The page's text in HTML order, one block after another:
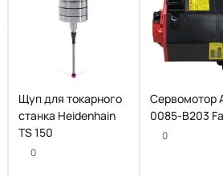
Щуп для токарного
станка Heidenhain
TS 150
0
Сервомотор
0085-B203
0